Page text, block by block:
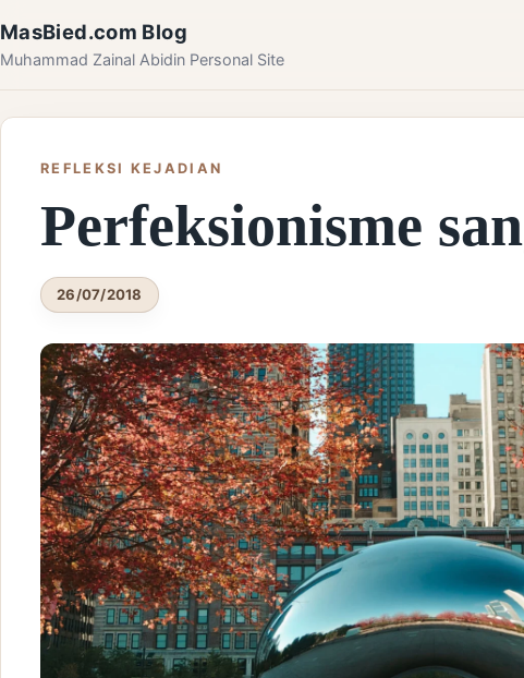
MasBied.com Blog
Muhammad Zainal Abidin Personal Site
REFLEKSI KEJADIAN
Perfeksionisme
26/07/2018